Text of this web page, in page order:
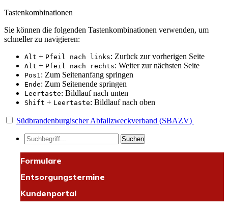
Tastenkombinationen
Sie können die folgenden Tastenkombinationen verwenden, um
schneller zu navigieren:
Alt + Pfeil nach links: Zurück zur vorherigen Seite
Alt + Pfeil nach rechts: Weiter zur nächsten Seite
Pos1: Zum Seitenanfang springen
Ende: Zum Seitenende springen
Leertaste: Bildlauf nach unten
Shift + Leertaste: Bildlauf nach oben
Südbrandenburgischer Abfallzweckverband (SBAZV)
Suchen
Formulare
Entsorgungstermine
Kundenportal